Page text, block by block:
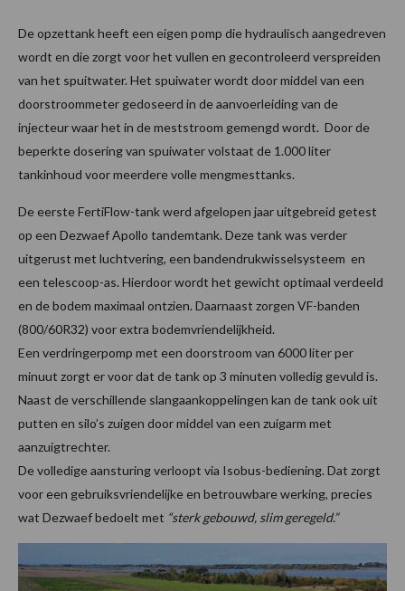
De opzettank heeft een eigen pomp die hydraulisch aangedreven
wordt en die zorgt voor het vullen en gecontroleerd verspreiden
van het spuitwater. Het spuiwater wordt door middel van een
doorstroommeter gedoseerd in de aanvoerleiding van de
injecteur waar het in de meststroom gemengd wordt. Door de
beperkte dosering van spuiwater volstaat de 1.000 liter
tankinhoud voor meerdere volle mengmesttanks.
De eerste FertiFlow-tank werd afgelopen jaar uitgebreid getest
op een Dezwaef Apollo tandemtank. Deze tank was verder
uitgerust met luchtvering, een bandendrukwisselsysteem en
een telescoop-as. Hierdoor wordt het gewicht optimaal verdeeld
en de bodem maximaal ontzien. Daarnaast zorgen VF-banden
(800/60R32) voor extra bodemvriendelijkheid.
Een verdringerpomp met een doorstroom van 6000 liter per
minuut zorgt er voor dat de tank op 3 minuten volledig gevuld is.
Naast de verschillende slangaankoppelingen kan de tank ook uit
putten en silo’s zuigen door middel van een zuigarm met
aanzuigtrechter.
De volledige aansturing verloopt via Isobus-bediening. Dat zorgt
voor een gebruiksvriendelijke en betrouwbare werking, precies
wat Dezwaef bedoelt met “sterk gebouwd, slim geregeld.”